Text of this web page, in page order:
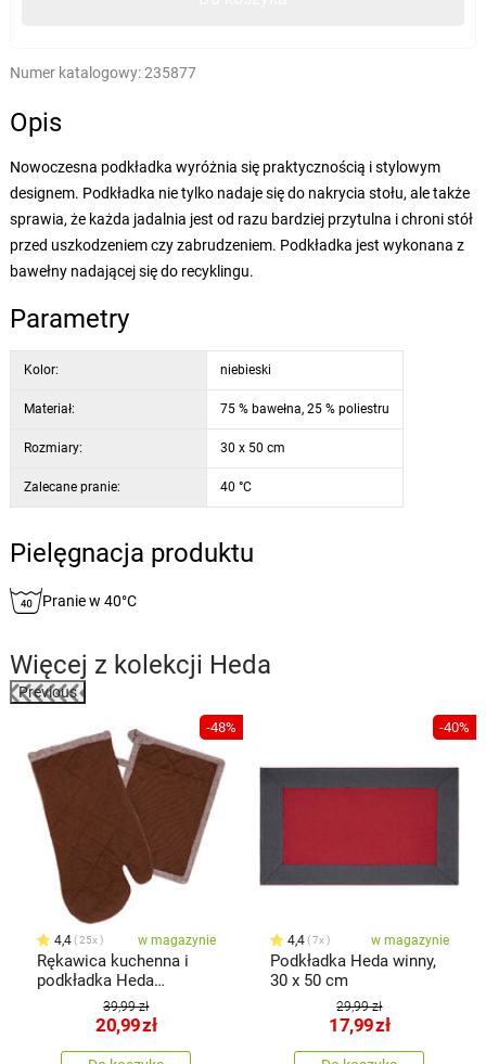
Numer katalogowy:235877
Opis
Nowoczesna podkładka wyróżnia się praktycznością i stylowym
designem. Podkładka nie tylko nadaje się do nakrycia stołu, ale także
sprawia, że każda jadalnia jest od razu bardziej przytulna i chroni stół
przed uszkodzeniem czy zabrudzeniem. Podkładka jest wykonana z
bawełny nadającej się do recyklingu.
Parametry
Kolor: niebieski
Materiał: 75 % bawełna, 25 % poliestru
Rozmiary: 30 x 50 cm
Zalecane pranie: 40 °C
Pielęgnacja produktu
Pranie w 40°C
Więcej z kolekcji Heda
Previous
-48%
4,4 25x w magazynie
Rękawica kuchenna i
podkładka Heda
czekoladowy, komplet 2
39,99 zł
20,99zł
-40%
4,4 7x w magazynie
Podkładka Heda winny,
30 x 50 cm
29,99 zł
17,99zł